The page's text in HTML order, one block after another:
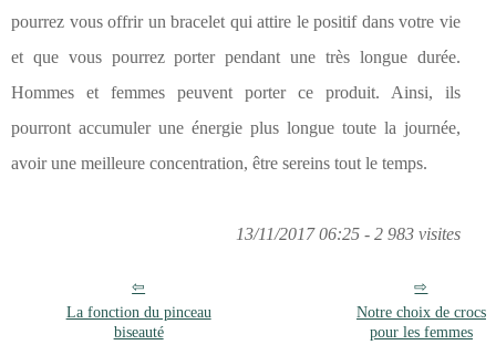
pourrez vous offrir un bracelet qui attire le positif dans votre vie
et que vous pourrez porter pendant une très longue durée.
Hommes et femmes peuvent porter ce produit. Ainsi, ils
pourront accumuler une énergie plus longue toute la journée,
avoir une meilleure concentration, être sereins tout le temps.
13/11/2017 06:25 - 2 983 visites
La fonction du pinceau
biseauté
Notre choix de crocs
pour les femmes